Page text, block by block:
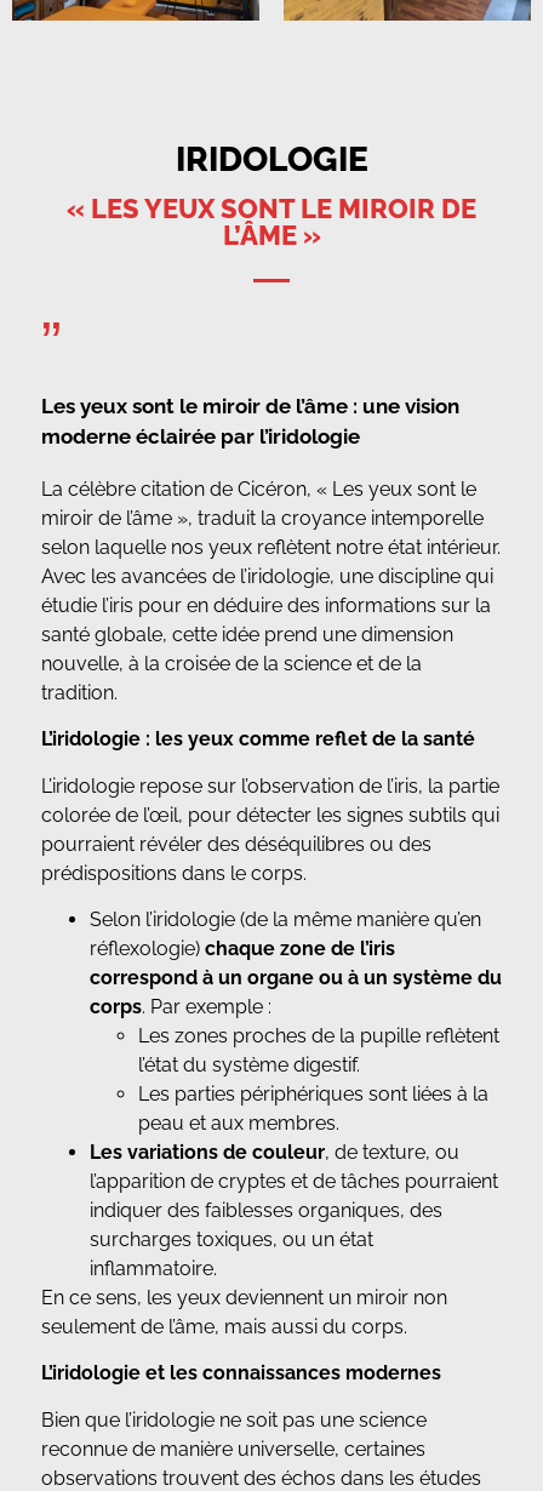
IRIDOLOGIE
« LES YEUX SONT LE MIROIR DE
L’ÂME »
”
Les yeux sont le miroir de l’âme : une vision
moderne éclairée par l’iridologie
La célèbre citation de Cicéron, « Les yeux sont le
miroir de l’âme », traduit la croyance intemporelle
selon laquelle nos yeux reflètent notre état intérieur.
Avec les avancées de l’iridologie, une discipline qui
étudie l’iris pour en déduire des informations sur la
santé globale, cette idée prend une dimension
nouvelle, à la croisée de la science et de la
tradition.
L’iridologie : les yeux comme reflet de la santé
L’iridologie repose sur l’observation de l’iris, la partie
colorée de l’œil, pour détecter les signes subtils qui
pourraient révéler des déséquilibres ou des
prédispositions dans le corps.
Selon l’iridologie (de la même manière qu’en
réflexologie) chaque zone de l’iris
correspond à un organe ou à un système du
corps. Par exemple :
Les zones proches de la pupille reflètent
l’état du système digestif.
Les parties périphériques sont liées à la
peau et aux membres.
Les variations de couleur, de texture, ou
l’apparition de cryptes et de tâches pourraient
indiquer des faiblesses organiques, des
surcharges toxiques, ou un état
inflammatoire.
En ce sens, les yeux deviennent un miroir non
seulement de l’âme, mais aussi du corps.
L’iridologie et les connaissances modernes
Bien que l’iridologie ne soit pas une science
reconnue de manière universelle, certaines
observations trouvent des échos dans les études